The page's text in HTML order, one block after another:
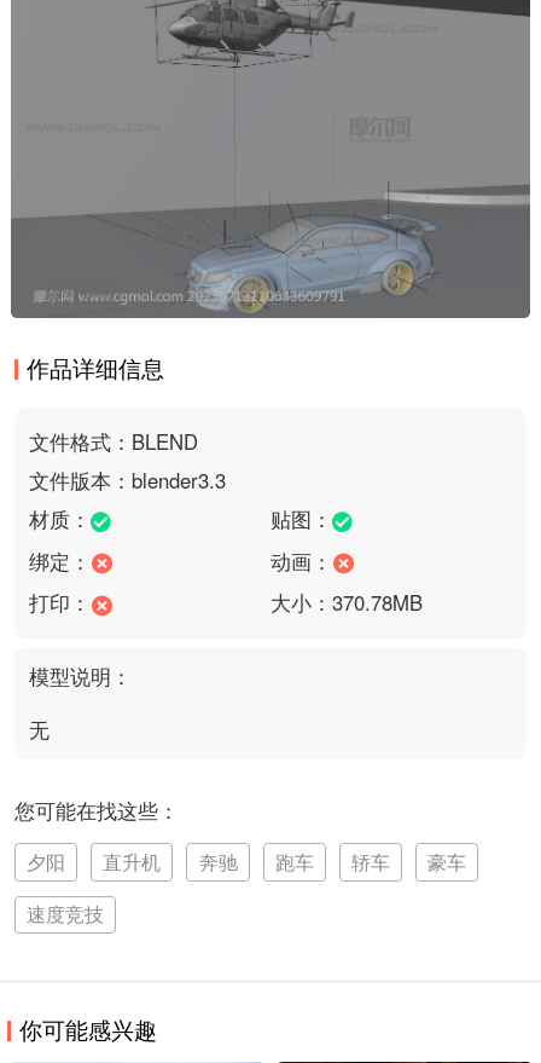
作品详细信息
文件格式：BLEND
文件版本：blender3.3
材质：
贴图：
绑定：
动画：
打印：
大小：370.78MB
模型说明：
无
您可能在找这些：
夕阳 直升机 奔驰 跑车 轿车
豪车
速度竞技
你可能感兴趣